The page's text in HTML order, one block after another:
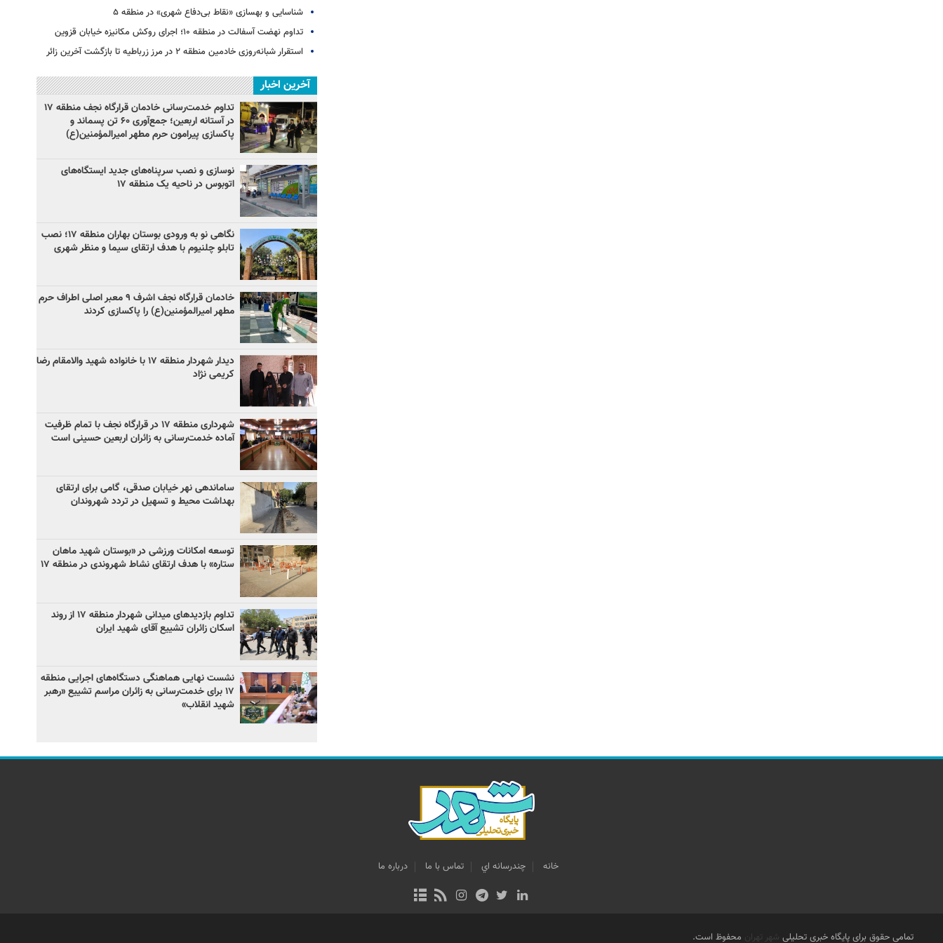
شناسایی و بهسازی «نقاط بی‌دفاع شهری» در منطقه ۵
تداوم نهضت آسفالت در منطقه ۱۰؛ اجرای روکش مکانیزه خیابان قزوین
استقرار شبانه‌روزی خادمین منطقه ۲ در مرز زرباطیه تا بازگشت آخرین زائر
آخرین اخبار
تداوم خدمت‌رسانی خادمان قرارگاه نجف منطقه ۱۷
در آستانه اربعین؛ جمع‌آوری ۶۰ تن پسماند و
پاکسازی پیرامون حرم مطهر امیرالمؤمنین(ع)
نوسازی و نصب سرپناه‌های جدید ایستگاه‌های
اتوبوس در ناحیه یک منطقه ۱۷
نگاهی نو به ورودی بوستان بهاران منطقه ۱۷؛ نصب
تابلو چلنیوم با هدف ارتقای سیما و منظر شهری
خادمان قرارگاه نجف اشرف ۹ معبر اصلی اطراف حرم
مطهر امیرالمؤمنین(ع) را پاکسازی کردند
دیدار شهردار منطقه ۱۷ با خانواده شهید والامقام رضا
کریمی نژاد
شهرداری منطقه ۱۷ در قرارگاه نجف با تمام ظرفیت
آماده خدمت‌رسانی به زائران اربعین حسینی است
ساماندهی نهر خیابان صدقی، گامی برای ارتقای
بهداشت محیط و تسهیل در تردد شهروندان
توسعه امکانات ورزشی در «بوستان شهید ماهان
ستاره» با هدف ارتقای نشاط شهروندی در منطقه ۱۷
تداوم بازدیدهای میدانی شهردار منطقه ۱۷ از روند
اسکان زائران تشییع آقای شهید ایران
نشست نهایی هماهنگی دستگاه‌های اجرایی منطقه
۱۷ برای خدمت‌رسانی به زائران مراسم تشییع «رهبر
شهید انقلاب»
خانه چندرسانه اي تماس با ما درباره ما
تمامی حقوق برای پایگاه خبری تحلیلی شهر تهران محفوظ است.